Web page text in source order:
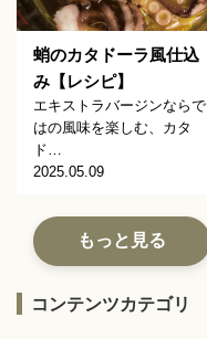
蛸のカタドーラ風仕込
み【レシピ】
エキストラバージンならで
はの風味を楽しむ、カタ
ド…
2025.05.09
もっと見る
コンテンツカテゴリ